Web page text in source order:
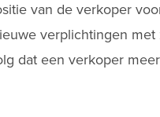
van de verkoper
verplichtingen
dat een verkoper